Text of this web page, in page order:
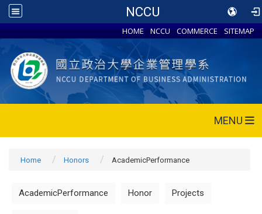
NCCU
HOME NCCU COMMERCE SITEMAP
MENU
Home Honors AcademicPerformance
AcademicPerformance Honor Projects